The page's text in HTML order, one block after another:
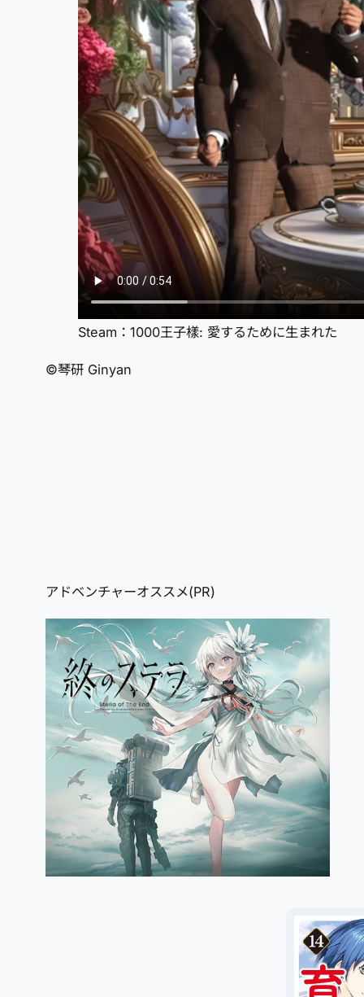
Steam：1000王子樣: 愛するために生まれた
©琴研 Ginyan
アドベンチャーオススメ(PR)